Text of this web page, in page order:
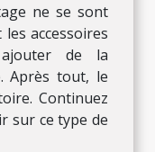
ne se sont
accessoires
de la
Après tout, le
Continuez
sur ce type de